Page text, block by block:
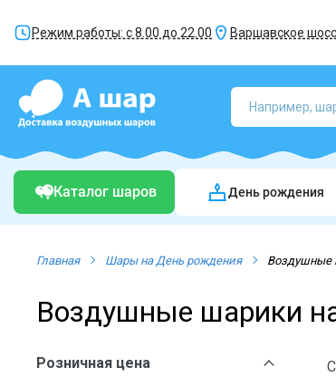
Режим работы: с 8.00 до 22.00 Варшавское
Каталог шаров День рождения
Главная Шары на День рождения Воздушные
Воздушные шарики
Розничная цена